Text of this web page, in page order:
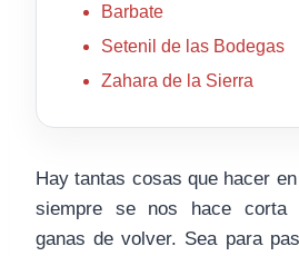
Barbate
Setenil de las Bodegas
Zahara de la Sierra
Hay tantas cosas que hacer en
siempre se nos hace corta
ganas de volver. Sea para